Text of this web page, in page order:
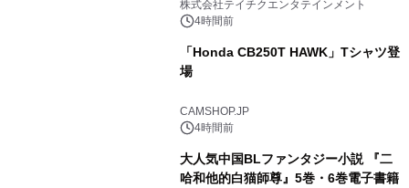
株式会社テイチクエンタテインメント
4時間前
「Honda CB250T HAWK」Tシャツ登
場
CAMSHOP.JP
4時間前
大人気中国BLファンタジー小説 『二
哈和他的白猫師尊』5巻・6巻電子書籍